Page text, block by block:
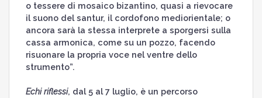
o tessere di mosaico bizantino, quasi a rievocare
il suono del santur, il cordofono mediorientale; o
ancora sarà la stessa interprete a sporgersi sulla
cassa armonica, come su un pozzo, facendo
risuonare la propria voce nel ventre dello
strumento”.
Echi riflessi, dal 5 al 7 luglio, è un percorso